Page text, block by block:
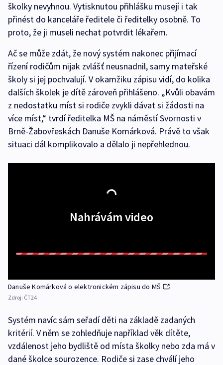
školky nevyhnou. Vytisknutou přihlášku musejí i tak
přinést do kanceláře ředitele či ředitelky osobně. To
proto, že ji museli nechat potvrdit lékařem.
Ač se může zdát, že nový systém nakonec přijímací
řízení rodičům nijak zvlášť neusnadnil, samy mateřské
školy si jej pochvalují. V okamžiku zápisu vidí, do kolika
dalších školek je dítě zároveň přihlášeno. „Kvůli obavám
z nedostatku míst si rodiče zvykli dávat si žádosti na
více míst,“ tvrdí ředitelka MŠ na náměstí Svornosti v
Brně-Žabovřeskách Danuše Komárková. Právě to však
situaci dál komplikovalo a dělalo ji nepřehlednou.
Nahrávám video
Danuše Komárková o elektronickém zápisu do MŠ
Zdroj: ČT24
Systém navíc sám seřadí děti na základě zadaných
kritérií. V něm se zohledňuje například věk dítěte,
vzdálenost jeho bydliště od místa školky nebo zda má v
dané školce sourozence. Rodiče si zase chválí jeho